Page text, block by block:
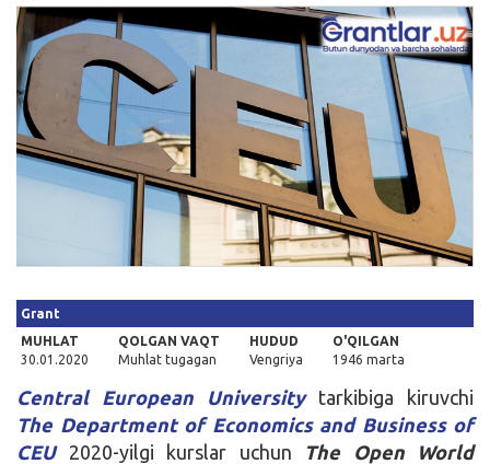
Qidirish
Kirish
Grant
MUHLAT
30.01.2020
QOLGAN VAQT
Muhlat tugagan
HUDUD
Vengriya
O'QILGAN
1946 marta
Central European Universitytarkibiga kiruvchi
The Department of Economics and Business of
CEU2020-yilgi kurslar uchun
The Open World